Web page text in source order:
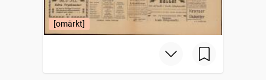
[omärkt]